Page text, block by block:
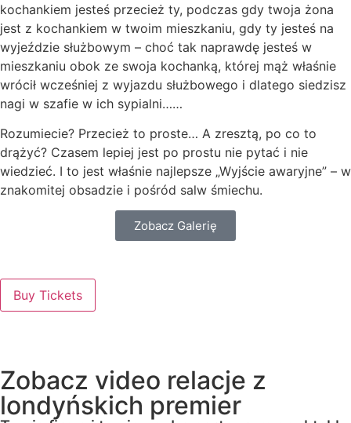
kochankiem jesteś przecież ty, podczas gdy twoja żona
jest z kochankiem w twoim mieszkaniu, gdy ty jesteś na
wyjeździe służbowym – choć tak naprawdę jesteś w
mieszkaniu obok ze swoja kochanką, której mąż właśnie
wrócił wcześniej z wyjazdu służbowego i dlatego siedzisz
nagi w szafie w ich sypialni……
Rozumiecie? Przecież to proste… A zresztą, po co to
drążyć? Czasem lepiej jest po prostu nie pytać i nie
wiedzieć. I to jest właśnie najlepsze „Wyjście awaryjne” – w
znakomitej obsadzie i pośród salw śmiechu.
Zobacz Galerię
Buy Tickets
Zobacz video relacje z
londyńskich premier